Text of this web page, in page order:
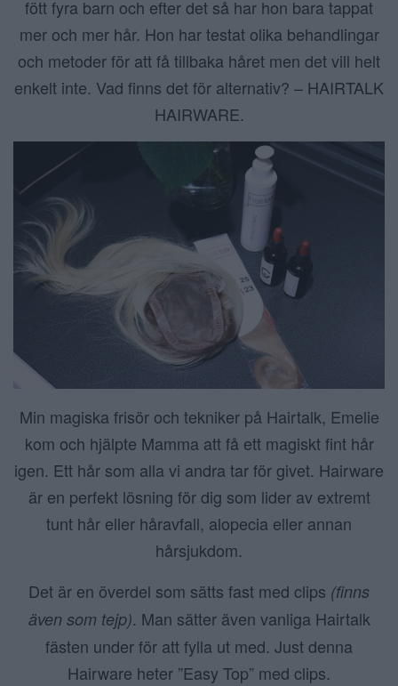
fött fyra barn och efter det så har hon bara tappat
mer och mer hår. Hon har testat olika behandlingar
och metoder för att få tillbaka håret men det vill helt
enkelt inte. Vad finns det för alternativ? – HAIRTALK
HAIRWARE.
Min magiska frisör och tekniker på Hairtalk, Emelie
kom och hjälpte Mamma att få ett magiskt fint hår
igen. Ett hår som alla vi andra tar för givet. Hairware
är en perfekt lösning för dig som lider av extremt
tunt hår eller håravfall, alopecia eller annan
hårsjukdom.
Det är en överdel som sätts fast med clips (finns
även som tejp). Man sätter även vanliga Hairtalk
fästen under för att fylla ut med. Just denna
Hairware heter ”Easy Top” med clips.